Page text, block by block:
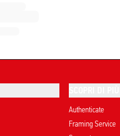
Authenticate
Framing Service